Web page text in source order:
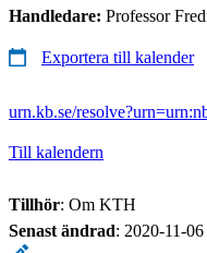
Handledare: Professor
Exportera till kalender
urn.kb.se/
Till kalendern
Tillhör: Om KTH
Senast ändrad: 2020-11-06